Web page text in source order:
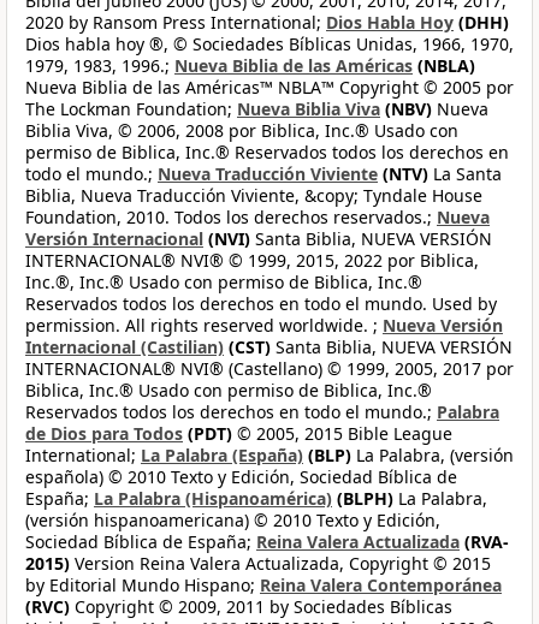
2020 by Ransom Press International; Dios Habla Hoy (DHH)
Dios habla hoy ®, © Sociedades Bíblicas Unidas, 1966, 1970,
1979, 1983, 1996.; Nueva Biblia de las Américas (NBLA)
Nueva Biblia de las Américas™ NBLA™ Copyright © 2005 por
The Lockman Foundation; Nueva Biblia Viva (NBV) Nueva
Biblia Viva, © 2006, 2008 por Biblica, Inc.® Usado con
permiso de Biblica, Inc.® Reservados todos los derechos en
todo el mundo.; Nueva Traducción Viviente (NTV) La Santa
Biblia, Nueva Traducción Viviente, &copy; Tyndale House
Foundation, 2010. Todos los derechos reservados.; Nueva
Versión Internacional (NVI) Santa Biblia, NUEVA VERSIÓN
INTERNACIONAL® NVI® © 1999, 2015, 2022 por Biblica,
Inc.®, Inc.® Usado con permiso de Biblica, Inc.®
Reservados todos los derechos en todo el mundo. Used by
permission. All rights reserved worldwide. ; Nueva Versión
Internacional (Castilian) (CST) Santa Biblia, NUEVA VERSIÓN
INTERNACIONAL® NVI® (Castellano) © 1999, 2005, 2017 por
Biblica, Inc.® Usado con permiso de Biblica, Inc.®
Reservados todos los derechos en todo el mundo.; Palabra
de Dios para Todos (PDT) © 2005, 2015 Bible League
International; La Palabra (España) (BLP) La Palabra, (versión
española) © 2010 Texto y Edición, Sociedad Bíblica de
España; La Palabra (Hispanoamérica) (BLPH) La Palabra,
(versión hispanoamericana) © 2010 Texto y Edición,
Sociedad Bíblica de España; Reina Valera Actualizada (RVA-
2015) Version Reina Valera Actualizada, Copyright © 2015
by Editorial Mundo Hispano; Reina Valera Contemporánea
(RVC) Copyright © 2009, 2011 by Sociedades Bíblicas